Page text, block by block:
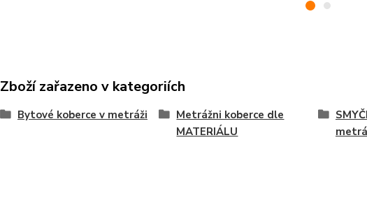
Zboží zařazeno v kategoriích
Bytové koberce v metráži
Metrážni koberce dle
MATERIÁLU